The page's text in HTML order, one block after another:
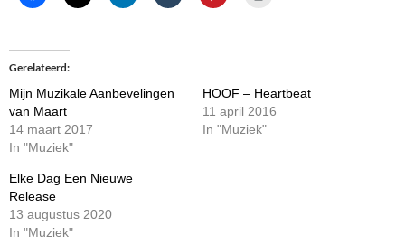
Gerelateerd
Mijn Muzikale Aanbevelingen
van Maart
14 maart 2017
In "Muziek"
HOOF – Heartbeat
11 april 2016
In "Muziek"
Elke Dag Een Nieuwe
Release
13 augustus 2020
In "Muziek"